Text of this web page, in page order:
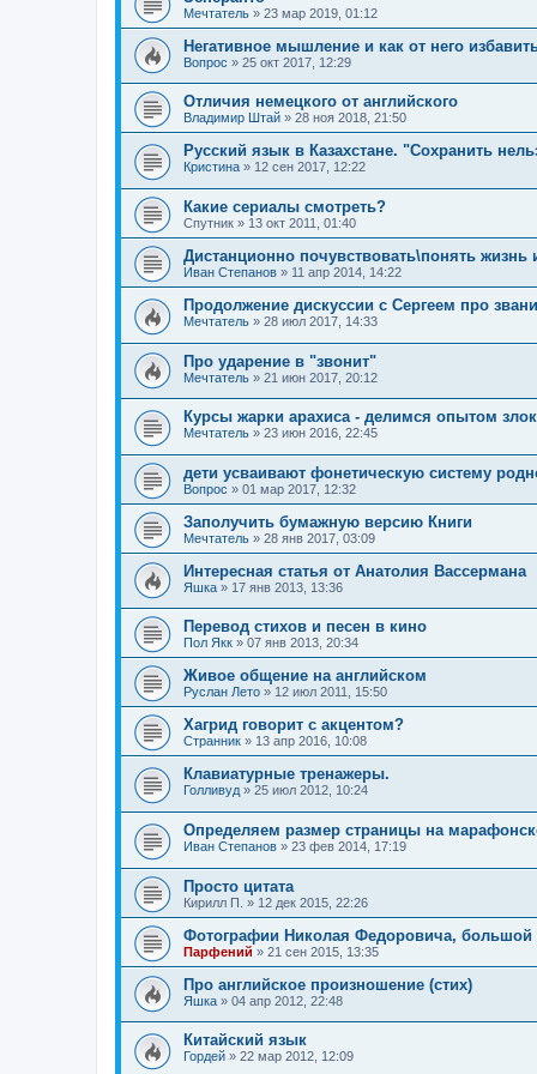
Мечтатель » 23 мар 2019, 01:12
Негативное мышление и как от него
Вопрос » 25 окт 2017, 12:29
Отличия немецкого от английского
Владимир Штай » 28 ноя 2018, 21:50
Русский язык в Казахстане. "Сохранить
Кристина » 12 сен 2017, 12:22
Какие сериалы смотреть?
Спутник » 13 окт 2011, 01:40
Дистанционно почувствовать\понять
Иван Степанов » 11 апр 2014, 14:22
Продолжение дискуссии с Сергеем про
Мечтатель » 28 июл 2017, 14:33
Про ударение в "звонит"
Мечтатель » 21 июн 2017, 20:12
Курсы жарки арахиса - делимся опытом
Мечтатель » 23 июн 2016, 22:45
дети усваивают фонетическую систему
Вопрос » 01 мар 2017, 12:32
Заполучить бумажную версию Книги
Мечтатель » 28 янв 2017, 03:09
Интересная статья от Анатолия Вассермана
Яшка » 17 янв 2013, 13:36
Перевод стихов и песен в кино
Пол Якк » 07 янв 2013, 20:34
Живое общение на английском
Руслан Лето » 12 июл 2011, 15:50
Хагрид говорит с акцентом?
Странник » 13 апр 2016, 10:08
Клавиатурные тренажеры.
Голливуд» 25 июл 2012, 10:24
Определяем размер страницы на
Иван Степанов » 23 фев 2014, 17:19
Просто цитата
Кирилл П. » 12 дек 2015, 22:26
Фотографии Николая Федоровича, большой
Парфений » 21 сен 2015, 13:35
Про английское произношение (стих)
Яшка » 04 апр 2012, 22:48
Китайский язык
Гордей » 22 мар 2012, 12:09